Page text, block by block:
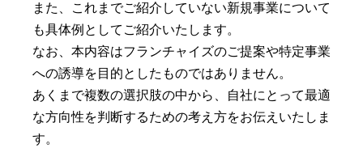
また、これまでご紹介していない新規事業について
も具体例としてご紹介いたします。
なお、本内容はフランチャイズのご提案や特定事業
への誘導を目的としたものではありません。
あくまで複数の選択肢の中から、自社にとって最適
な方向性を判断するための考え方をお伝えいたしま
す。